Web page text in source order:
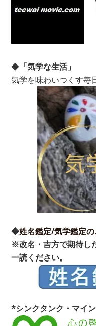
◆ 「気学な生活」
気学を味わいつくす毎
◆姓名鑑定/気学鑑定
※改名・吉方で期待し
一読ください。
*シンクタンク・マイ